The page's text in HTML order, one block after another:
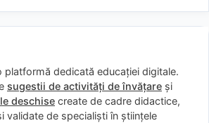
platformă dedicată educației digitale.
sugestii de activități de învățare și
deschise create de cadre didactice,
validate de specialiști în științele